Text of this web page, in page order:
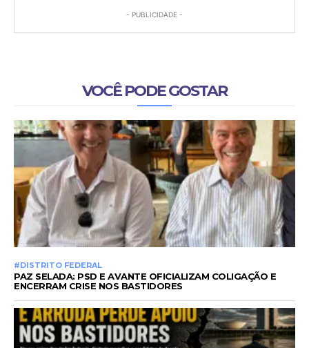
- PUBLICIDADE -
VOCÊ PODE GOSTAR
#DISTRITO FEDERAL
PAZ SELADA: PSD E AVANTE OFICIALIZAM COLIGAÇÃO E
ENCERRAM CRISE NOS BASTIDORES